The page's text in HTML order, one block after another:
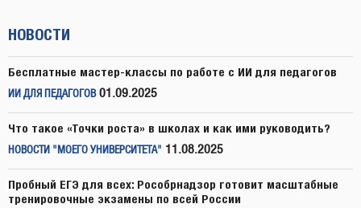
НОВОСТИ
Бесплатные мастер-классы по работе с ИИ для педагогов
ИИ ДЛЯ ПЕДАГОГОВ 01.09.2025
Что такое «Точки роста» в школах и как ими руководить?
НОВОСТИ "МОЕГО УНИВЕРСИТЕТА" 11.08.2025
Пробный ЕГЭ для всех: Рособрнадзор готовит масштабные
тренировочные экзамены по всей России